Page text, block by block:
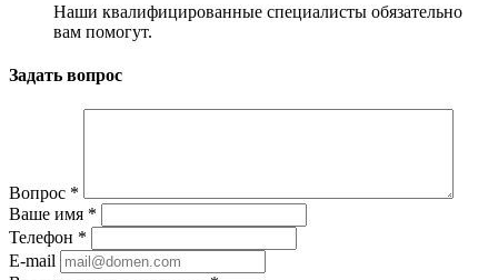
Наши квалифицированные специалисты обязательно
вам помогут.
Задать вопрос
Вопрос *
Ваше имя *
Телефон *
E-mail